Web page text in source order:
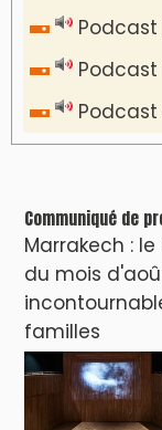
Podcast
Communiqué de
Marrakech :
du mois
familles